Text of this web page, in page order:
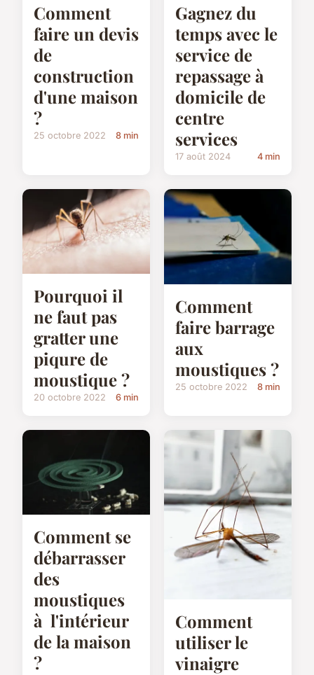
Comment
faire un devis
de
construction
d'une maison
?
25 octobre 2022 8 min
Gagnez du
temps avec le
service de
repassage à
domicile de
centre
services
17 août 2024 4 min
Pourquoi il
ne faut pas
gratter une
piqure de
moustique ?
20 octobre 2022 6 min
Comment
faire barrage
aux
moustiques ?
25 octobre 2022 8 min
Comment se
débarrasser
des
moustiques
à l'intérieur
de la maison
?
Comment
utiliser le
vinaigre